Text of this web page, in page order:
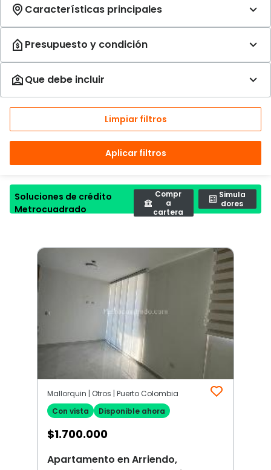
Limpiar filtros
Aplicar filtros
Soluciones de crédito
Metrocuadrado
Compr
a
cartera
Simula
dores
Mallorquin | Otros | Puerto Colombia
Con vista
Disponible ahora
$1.700.000
Apartamento en Arriendo,